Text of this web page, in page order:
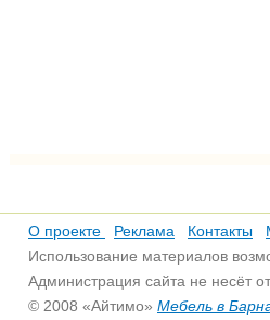
О проекте Реклама Контакты
Использование материалов
Администрация сайта не несёт
© 2008 «Айтимо» Мебель в